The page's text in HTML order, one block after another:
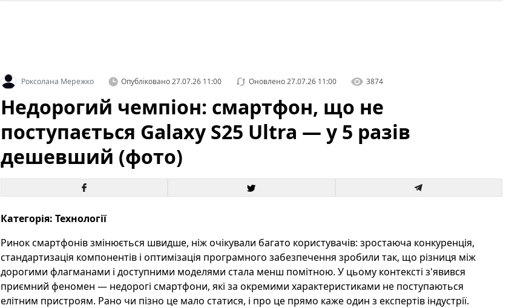
Роксолана Мережко Опубліковано27.07.26 11:00 Оновлено27.07.26 11:00 3874
Недорогий чемпіон: смартфон, що не
поступається Galaxy S25 Ultra — у 5 разів
дешевший (фото)
Категорія: Технології
Ринок смартфонів змінюється швидше, ніж очікували багато користувачів: зростаюча конкуренція,
стандартизація компонентів і оптимізація програмного забезпечення зробили так, що різниця між
дорогими флагманами і доступними моделями стала менш помітною. У цьому контексті з'явився
приємний феномен — недорогі смартфони, які за окремими характеристиками не поступаються
елітним пристроям. Рано чи пізно це мало статися, і про це прямо каже один з експертів індустрії.